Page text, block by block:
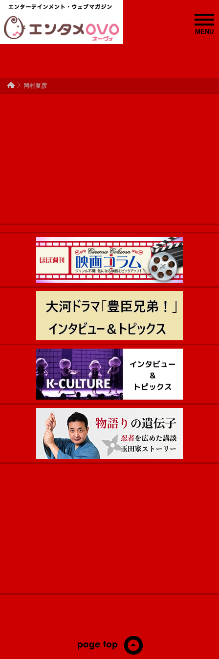
MENU
岡村夏彦